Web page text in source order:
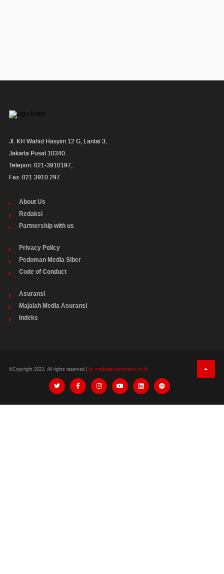
Jl. KH Wahid Hasyim 12 G, Lantai 3,
Jakarta Pusat 10340.
Telepon: 021-3910197,
Fax: 021 3910 297.
About Us
Redaksi
Partnership with us
Privacy Policy
Pedoman Media Siber
Code of Conduct
Asuransi
Majalah Media Asuransi
Indeks
©Copyright 2023. All rights reserved | by mediaasuransinews.co.id.